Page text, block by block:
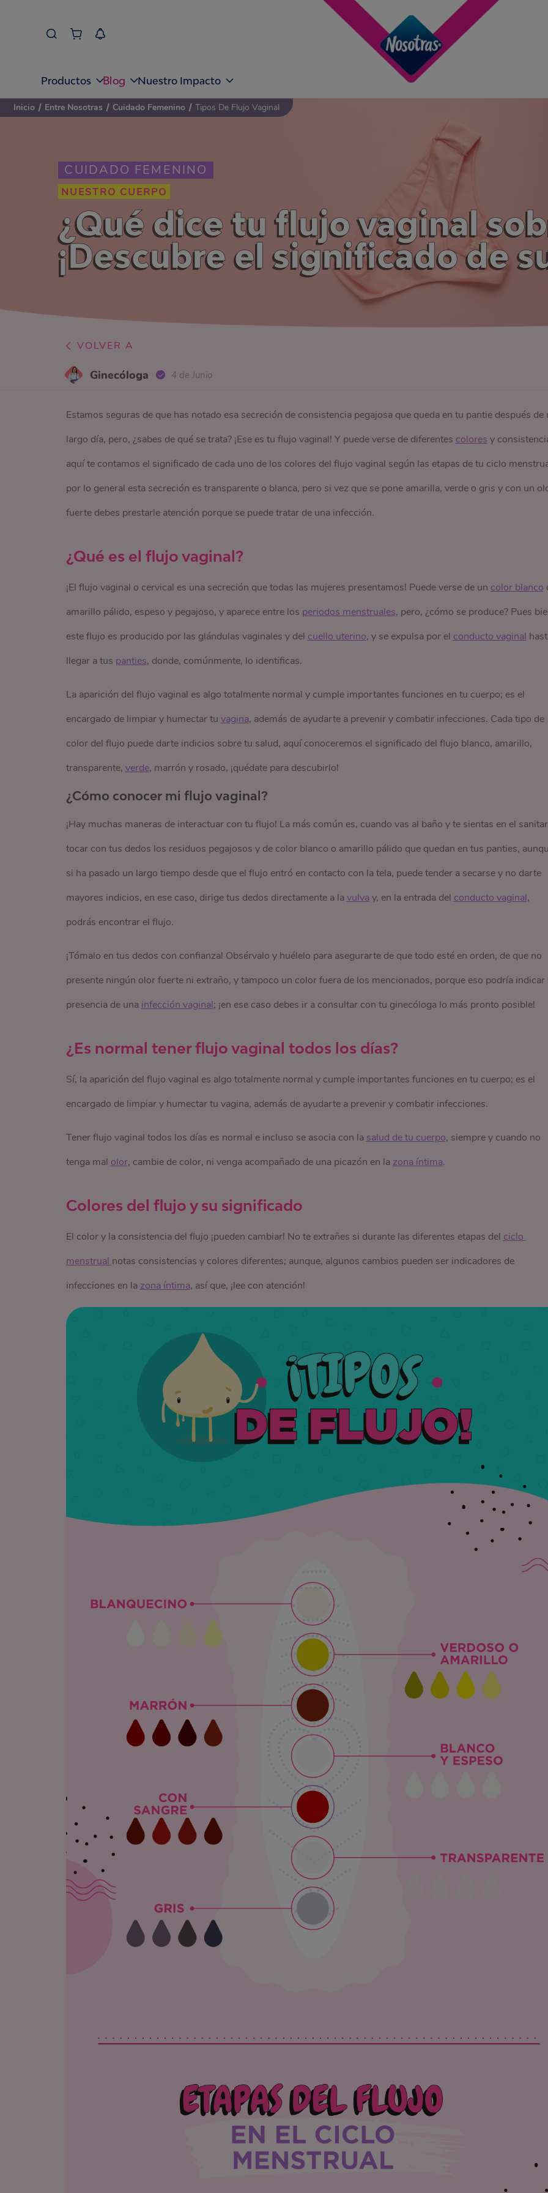
Productos Blog Nuestro Impacto
CUIDADO FEMENINO
NUESTRO CUERPO
¿Qué dice tu flujo vaginal
¡Descubre el significado de
Inicio / Entre Nosotras / Cuidado Femenino / Tipos De Flujo Vaginal
VOLVER A
Ginecóloga 4 de Junio
Estamos seguras de que has notado esa secreción de consistencia pegajosa que queda en tu pantie después de
largo día, pero, ¿sabes de qué se trata? ¡Ese es tu flujo vaginal! Y puede verse de diferentes colores y
aquí te contamos el significado de cada uno de los colores del flujo vaginal según las etapas de tu ciclo
por lo general esta secreción es transparente o blanca, pero si vez que se pone amarilla, verde o gris y con un
fuerte debes prestarle atención porque se puede tratar de una infección.
¿Qué es el flujo vaginal?
¡El flujo vaginal o cervical es una secreción que todas las mujeres presentamos! Puede verse de un color blanco
amarillo pálido, espeso y pegajoso, y aparece entre los periodos menstruales, pero, ¿cómo se produce? Pues
este flujo es producido por las glándulas vaginales y del cuello uterino, y se expulsa por el conducto vaginal
llegar a tus panties, donde, comúnmente, lo identificas.
La aparición del flujo vaginal es algo totalmente normal y cumple importantes funciones en tu cuerpo; es el
encargado de limpiar y humectar tu vagina, además de ayudarte a prevenir y combatir infecciones. Cada tipo de
color del flujo puede darte indicios sobre tu salud, aquí conoceremos el significado del flujo blanco, amarillo,
transparente, verde, marrón y rosado, ¡quédate para descubirlo!
¿Cómo conocer mi flujo vaginal?
¡Hay muchas maneras de interactuar con tu flujo! La más común es, cuando vas al baño y te sientas en el
tocar con tus dedos los residuos pegajosos y de color blanco o amarillo pálido que quedan en tus panties,
si ha pasado un largo tiempo desde que el flujo entró en contacto con la tela, puede tender a secarse y no darte
mayores indicios, en ese caso, dirige tus dedos directamente a la vulva y, en la entrada del conducto vaginal,
podrás encontrar el flujo.
¡Tómalo en tus dedos con confianza! Obsérvalo y huélelo para asegurarte de que todo esté en orden, de que no
presente ningún olor fuerte ni extraño, y tampoco un color fuera de los mencionados, porque eso podría indicar
presencia de una infección vaginal; ¡en ese caso debes ir a consultar con tu ginecóloga lo más pronto posible!
¿Es normal tener flujo vaginal todos los días?
Sí, la aparición del flujo vaginal es algo totalmente normal y cumple importantes funciones en tu cuerpo; es el
encargado de limpiar y humectar tu vagina, además de ayudarte a prevenir y combatir infecciones.
Tener flujo vaginal todos los días es normal e incluso se asocia con la salud de tu cuerpo, siempre y cuando no
tenga mal olor, cambie de color, ni venga acompañado de una picazón en la zona íntima.
Colores del flujo y su significado
El color y la consistencia del flujo ¡pueden cambiar! No te extrañes si durante las diferentes etapas del ciclo
menstrual notas consistencias y colores diferentes; aunque, algunos cambios pueden ser indicadores de
infecciones en la zona íntima, así que, ¡lee con atención!